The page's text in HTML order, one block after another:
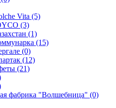
Vita (5)
(3)
(1)
(15)
(0)
(12)
(21)
фабрика "Волшебница" (0)